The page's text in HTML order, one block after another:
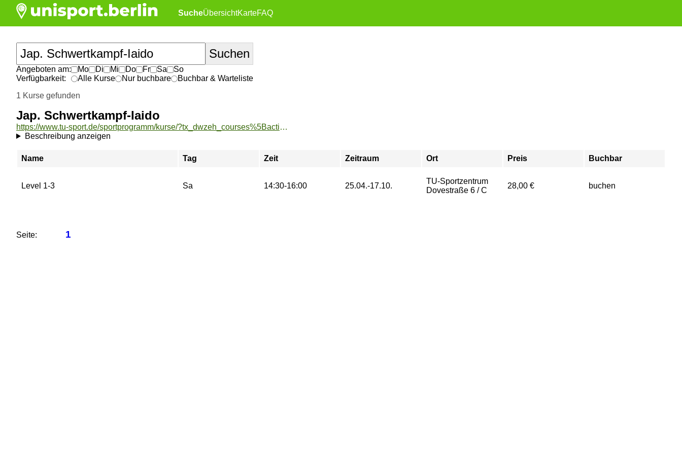
SucheÜbersichtKarteFAQ
Angeboten am: Mo Di Mi Do Fr Sa
So
Verfügbarkeit:
Alle Kurse Nur buchbare
Buchbar & Warteliste
1 Kurse gefunden
Jap. Schwertkampf-Iaido
https://www.tu-sport.de/sportprogramm/kurse/?tx_dwzeh_courses%5Baction%5D=show&tx_dwzeh_courses%5BsportsDescription%5D=601&cHash=0ad0a8a2b5635bee905f8ba0ced1557c
Beschreibung anzeigen
Name Tag Zeit Zeitraum Ort Preis Buchbar
Level 1-3 Sa 14:30-16:00 25.04.-17.10.
TU-Sportzentrum
Dovestraße 6 / C
28,00 € buchen
Seite: 1